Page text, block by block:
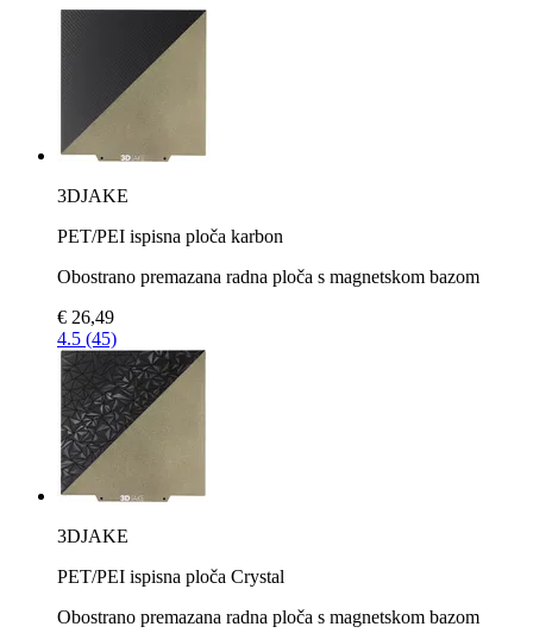
3DJAKE
PET/PEI ispisna ploča karbon
Obostrano premazana radna ploča s magnetskom bazom
€ 26,49
4.5 (45)
3DJAKE
PET/PEI ispisna ploča Crystal
Obostrano premazana radna ploča s magnetskom bazom